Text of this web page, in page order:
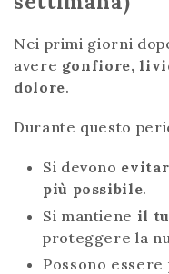
Nei primi giorni
avere gonfiore,
dolore.
Durante questo
Si devono
più possibile.
Si mantiene il
proteggere la
Possono